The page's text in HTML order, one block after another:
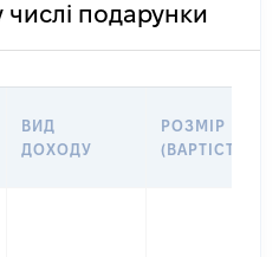
числі подарунки
ВИД
ДОХОДУ
РОЗМІР
(ВАРТІСТЬ)